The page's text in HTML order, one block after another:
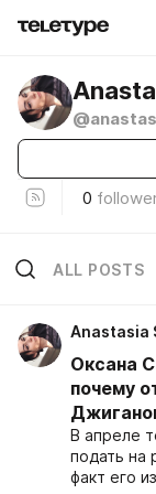
0
ALL POSTS
Anastasia
Оксана
почему
В апреле
подать на
факт его